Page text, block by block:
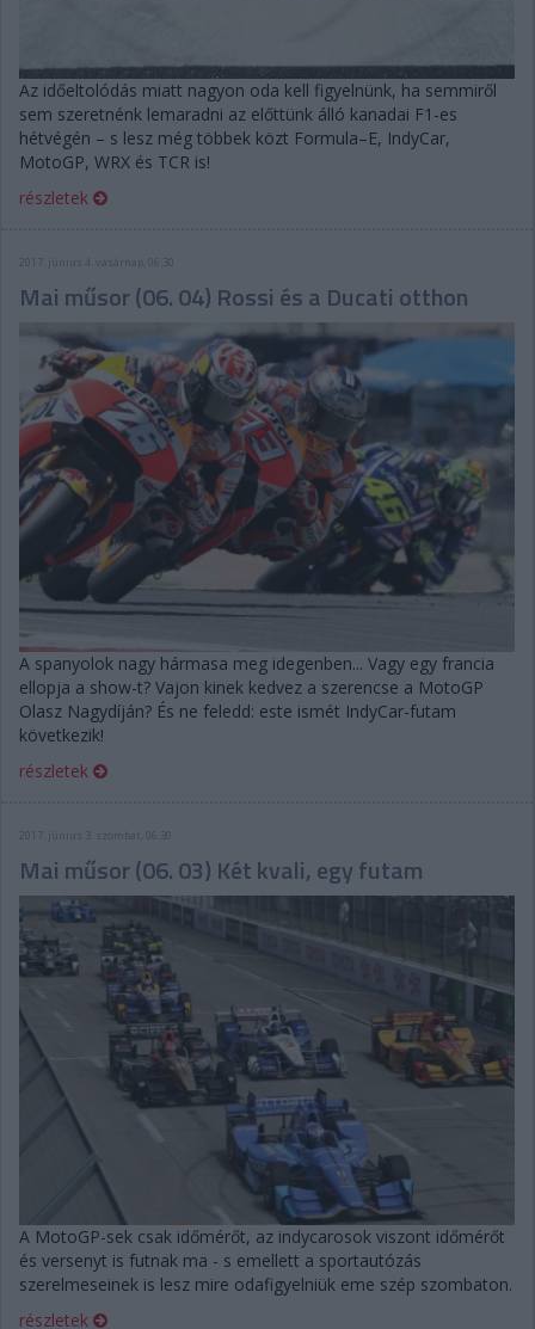
Az időeltolódás miatt nagyon oda kell figyelnünk, ha semmiről
sem szeretnénk lemaradni az előttünk álló kanadai F1-es
hétvégén – s lesz még többek közt Formula–E, IndyCar,
MotoGP, WRX és TCR is!
részletek
2017. június 4. vasárnap, 06:30
Mai műsor (06. 04) Rossi és a Ducati otthon
A spanyolok nagy hármasa meg idegenben... Vagy egy francia
ellopja a show-t? Vajon kinek kedvez a szerencse a MotoGP
Olasz Nagydíján? És ne feledd: este ismét IndyCar-futam
következik!
részletek
2017. június 3. szombat, 06:30
Mai műsor (06. 03) Két kvali, egy futam
A MotoGP-sek csak időmérőt, az indycarosok viszont időmérőt
és versenyt is futnak ma - s emellett a sportautózás
szerelmeseinek is lesz mire odafigyelniük eme szép szombaton.
részletek